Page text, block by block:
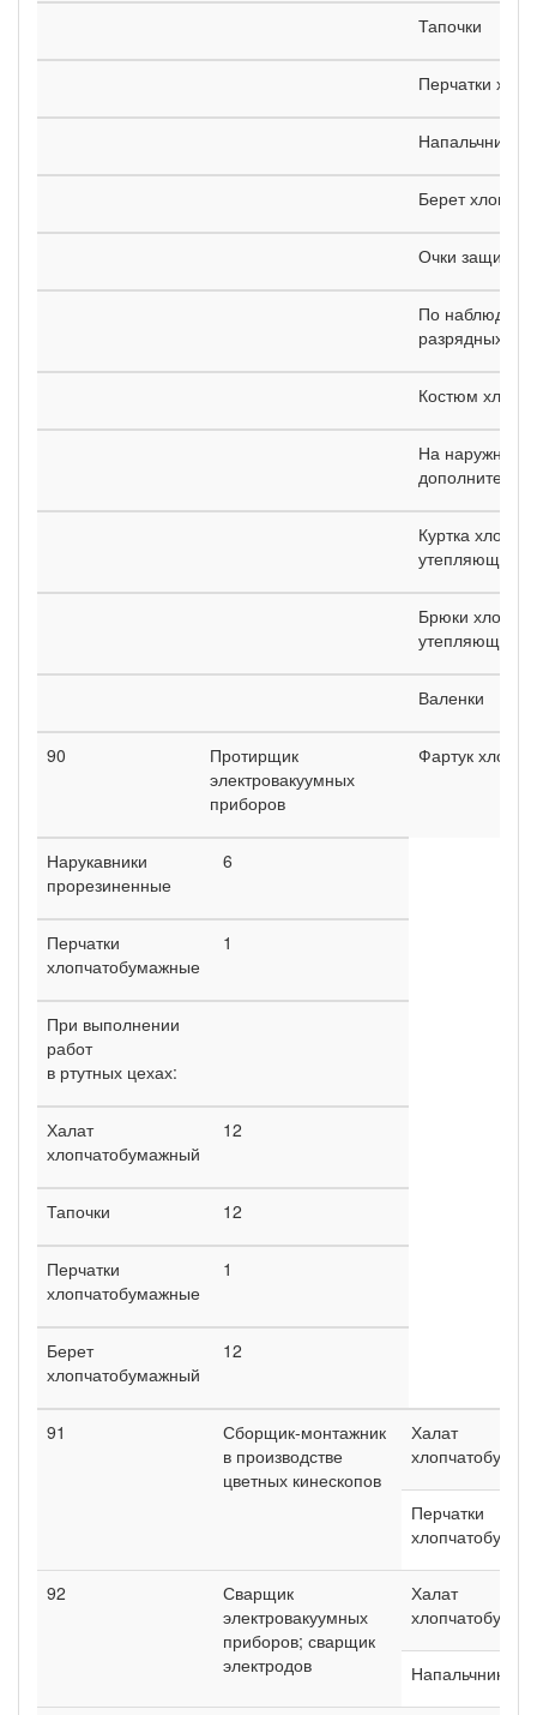
Тапочки
Перчатки
Напальчники
Берет
Очки
По
разрядных
Костюм
На наружных
Куртка
утепляющей
Брюки
утепляющей
Валенки
90
Протирщик
электровакуумных
приборов
Фартук
Нарукавники
прорезиненные
6
Перчатки
хлопчатобумажные
1
При выполнении
работ
в ртутных цехах:
Халат
хлопчатобумажный
12
Тапочки 12
Перчатки
хлопчатобумажные
1
Берет
хлопчатобумажный
12
91
Сборщик-монтажник
в производстве
цветных кинескопов
Халат
Перчатки
92
Сварщик
электровакуумных
приборов; сварщик
электродов
Халат
Напальчники